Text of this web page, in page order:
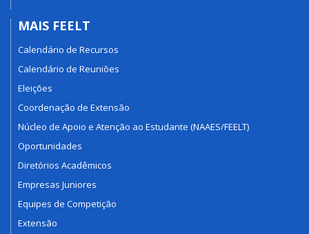
MAIS FEELT
Calendário de Recursos
Calendário de Reuniões
Eleições
Coordenação de Extensão
Núcleo de Apoio e Atenção ao Estudante (NAAES/FEELT)
Oportunidades
Diretórios Acadêmicos
Empresas Juniores
Equipes de Competição
Extensão